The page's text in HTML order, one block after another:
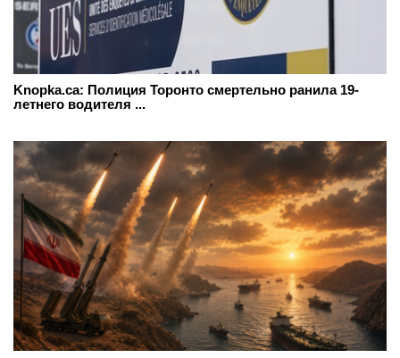
Knopka.ca: Полиция Торонто смертельно ранила 19-
летнего водителя ...